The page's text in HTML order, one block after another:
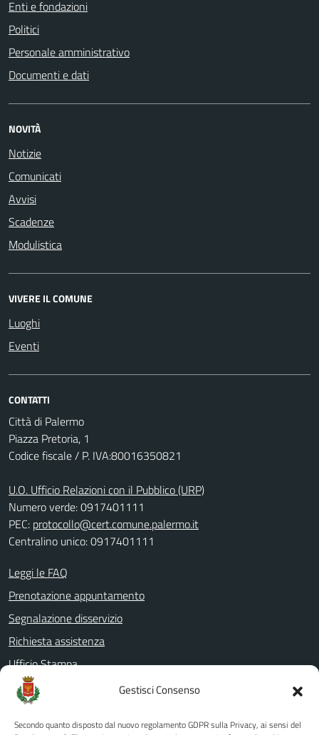
Gestisci Consenso
Secondo quanto disposto dal nuovo regolamento GDPR sulla Privacy, ai sensi del
Enti e fondazioni
Politici
Personale amministrativo
Documenti e dati
NOVITÀ
Notizie
Comunicati
Avvisi
Scadenze
Modulistica
VIVERE IL COMUNE
Luoghi
Eventi
CONTATTI
Città di Palermo
Piazza Pretoria, 1
Codice fiscale / P. IVA:80016350821
U.O. Ufficio Relazioni con il Pubblico (URP)
Numero verde: 0917401111
PEC: protocollo@cert.comune.palermo.it
Centralino unico: 0917401111
Leggi le FAQ
Prenotazione appuntamento
Segnalazione disservizio
Richiesta assistenza
Ufficio Stampa
Amministrazione Trasparente
Albo pretorio